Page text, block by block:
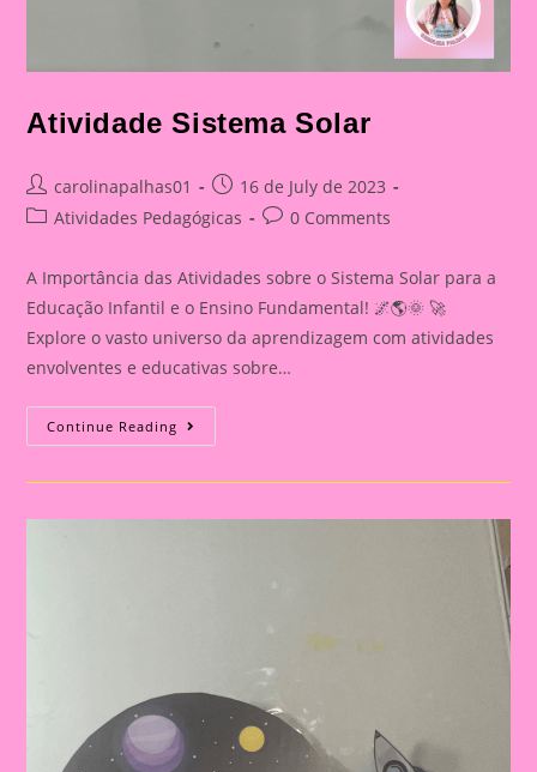
Atividade Sistema Solar
Post
author:
carolinapalhas01
Post
published:
16 de July de 2023
PostAtividades Pedagógicas
Post0 Comments
A Importância das Atividades sobre o Sistema Solar para a
Educação Infantil e o Ensino Fundamental! 🌌🌎🌞 🚀
Explore o vasto universo da aprendizagem com atividades
envolventes e educativas sobre…
Continue Reading Atividade
Sistema